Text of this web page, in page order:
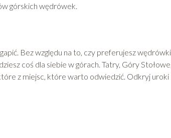
górskich wędrówek.
Bez względu na to, czy preferujesz
coś dla siebie w górach. Tatry, Góry
z miejsc, które warto odwiedzić. Odkryj uroki